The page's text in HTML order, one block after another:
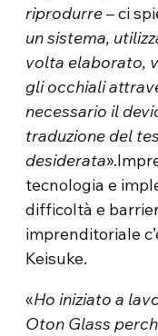
riprodurre– ci
un sistema,
volta elaborato,
gli occhiali
necessario il
traduzione del
desiderata
tecnologia e
difficoltà e
imprenditoriale
Keisuke.
«Ho iniziato a
Oton Glass